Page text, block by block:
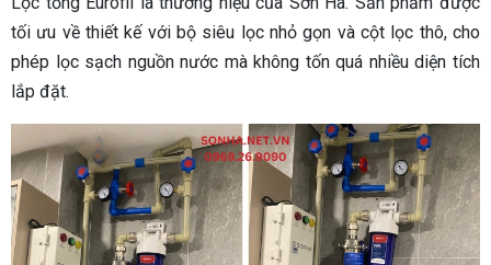
tối ưu về thiết kế với bộ siêu lọc nhỏ gọn và cột lọc thô, cho
phép lọc sạch nguồn nước mà không tốn quá nhiều diện tích
lắp đặt.